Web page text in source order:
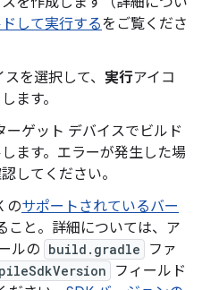
して実行するをご覧くださ
を選択して、 実行アイコ
ます。
ーゲット デバイスでビルド
ます。エラーが発生した場
してください。
のサポートされているバー
こと。詳細については、ア
ルの build.gradle
ファ
フィールド